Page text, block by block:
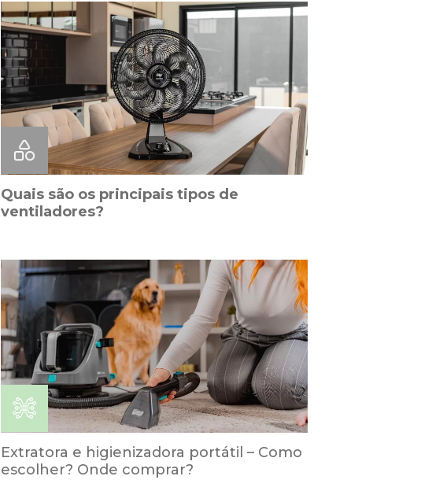
Quais são os principais tipos de
ventiladores?
Extratora e higienizadora portátil – Como
escolher? Onde comprar?